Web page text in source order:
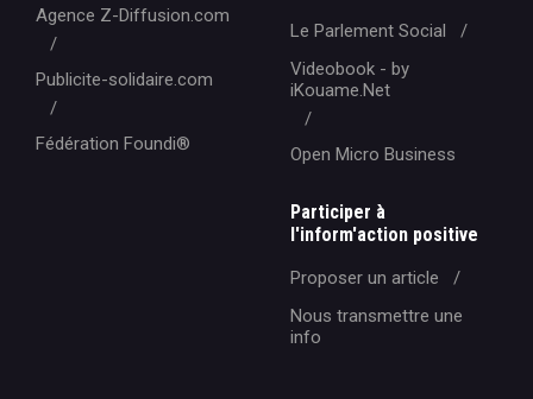
Agence Z-Diffusion.com
Publicite-solidaire.com
Fédération Foundi®️
Le Parlement Social
Videobook - by
iKouame.Net
Open Micro Business
Participer à
l'inform'action positive
Proposer un article
Nous transmettre une
info